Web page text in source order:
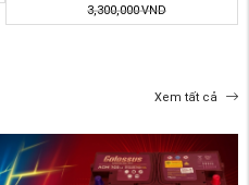
3,300,000 VND
Xem tất cả